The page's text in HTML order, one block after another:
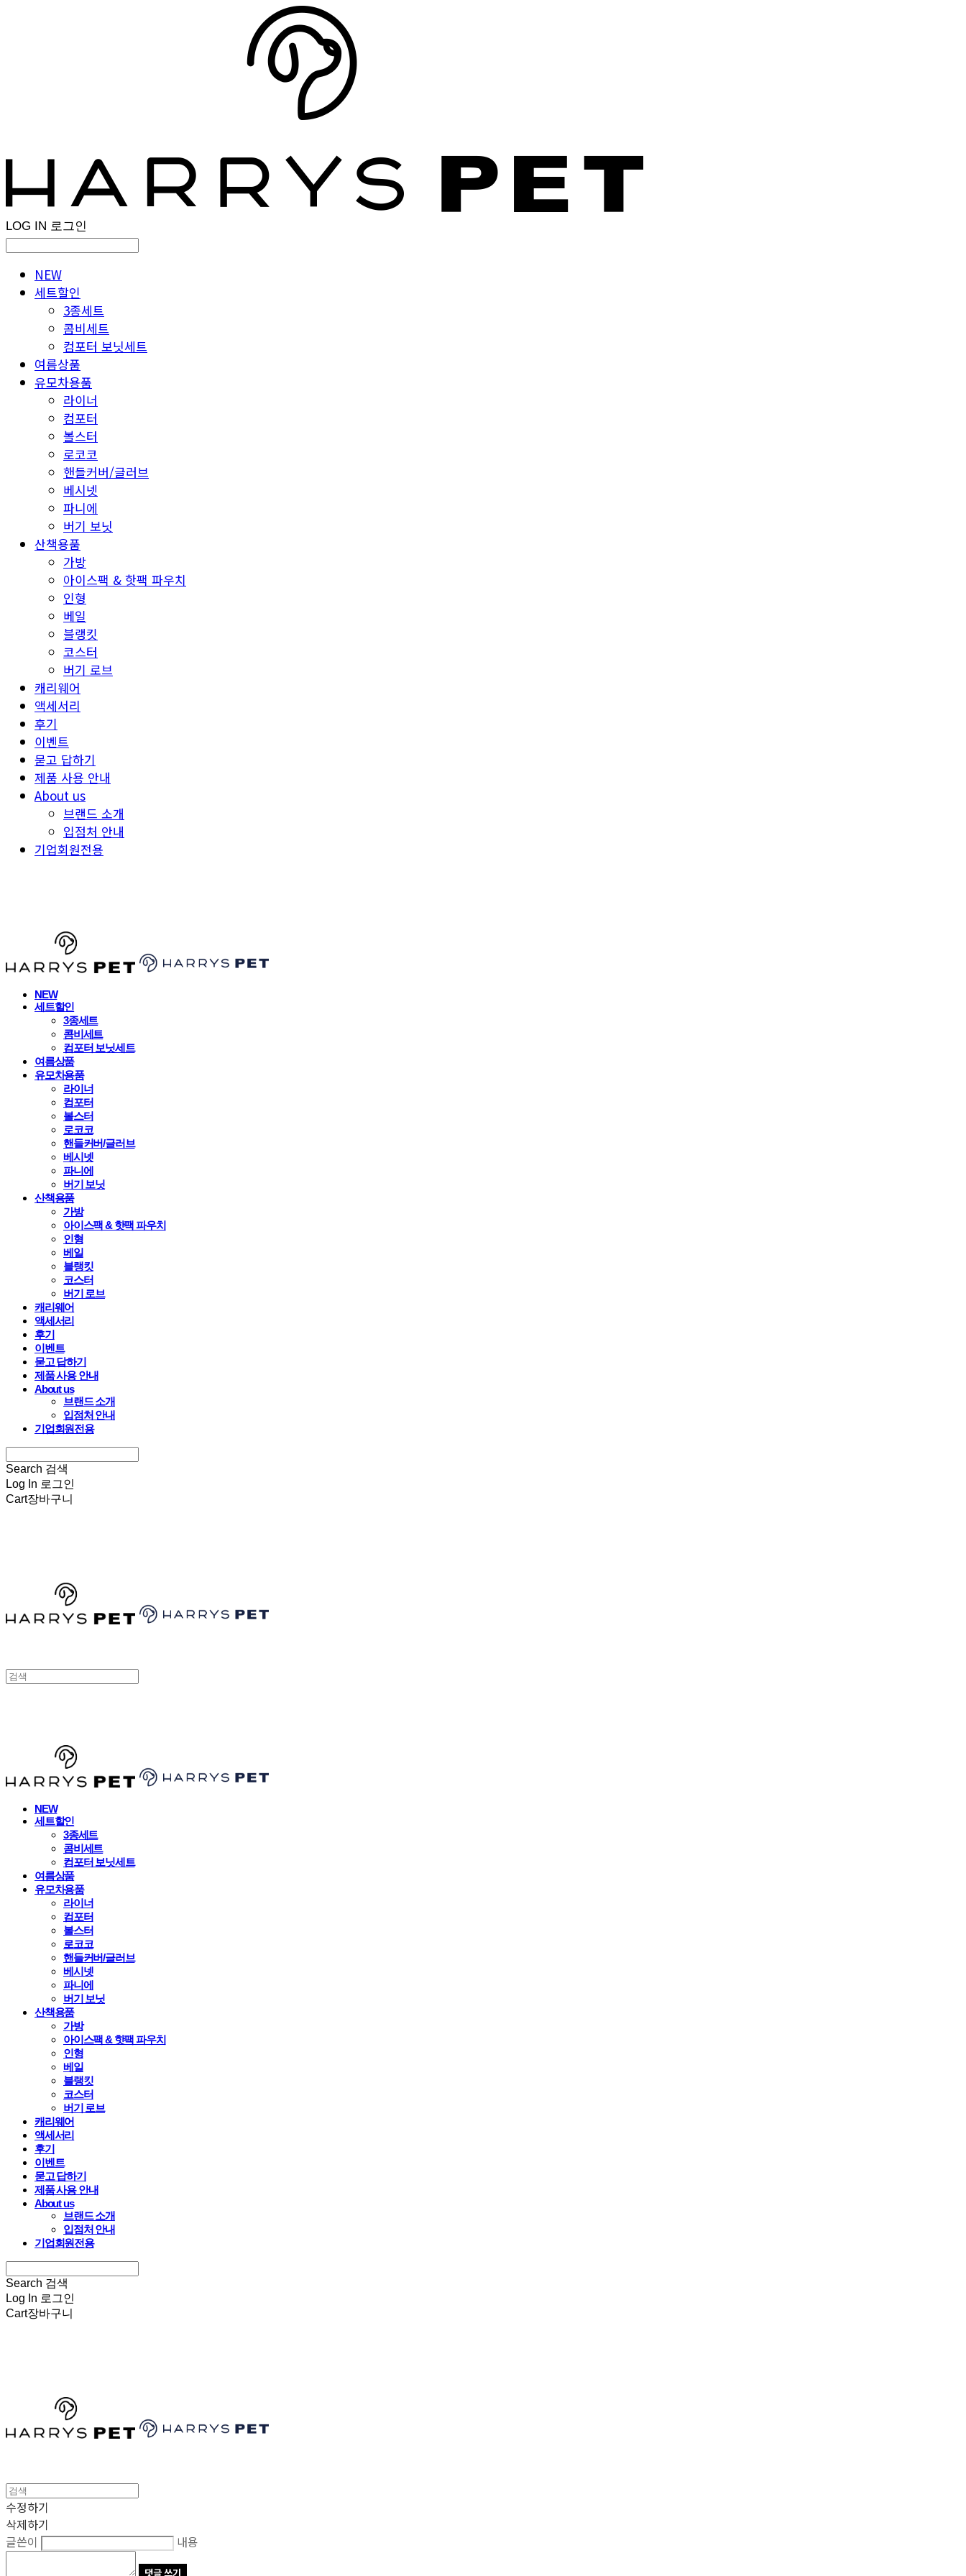
LOG IN 로그인
NEW
세트할인
3종세트
콤비세트
컴포터 보닛세트
여름상품
유모차용품
라이너
컴포터
볼스터
로코코
핸들커버/글러브
베시넷
파니에
버기 보닛
산책용품
가방
아이스팩 & 핫팩 파우치
인형
베일
블랭킷
코스터
버기 로브
캐리웨어
액세서리
후기
이벤트
묻고 답하기
제품 사용 안내
About us
브랜드 소개
입점처 안내
기업회원전용
NEW
세트할인
3종세트
콤비세트
컴포터 보닛세트
여름상품
유모차용품
라이너
컴포터
볼스터
로코코
핸들커버/글러브
베시넷
파니에
버기 보닛
산책용품
가방
아이스팩 & 핫팩 파우치
인형
베일
블랭킷
코스터
버기 로브
캐리웨어
액세서리
후기
이벤트
묻고 답하기
제품 사용 안내
About us
브랜드 소개
입점처 안내
기업회원전용
Search 검색
Log In 로그인
Cart장바구니
NEW
세트할인
3종세트
콤비세트
컴포터 보닛세트
여름상품
유모차용품
라이너
컴포터
볼스터
로코코
핸들커버/글러브
베시넷
파니에
버기 보닛
산책용품
가방
아이스팩 & 핫팩 파우치
인형
베일
블랭킷
코스터
버기 로브
캐리웨어
액세서리
후기
이벤트
묻고 답하기
제품 사용 안내
About us
브랜드 소개
입점처 안내
기업회원전용
Search 검색
Log In 로그인
Cart장바구니
수정하기
삭제하기
글쓴이
내용
댓글 쓰기